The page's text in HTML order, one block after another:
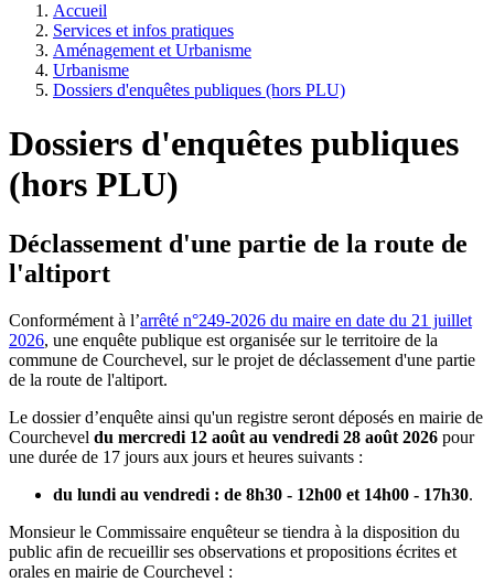
Accueil
Services et infos pratiques
Aménagement et Urbanisme
Urbanisme
Dossiers d'enquêtes publiques (hors PLU)
Dossiers d'enquêtes publiques
(hors PLU)
Déclassement d'une partie de la route de
l'altiport
Conformément à l’arrêté n°249-2026 du maire en date du 21 juillet
2026, une enquête publique est organisée sur le territoire de la
commune de Courchevel, sur le projet de déclassement d'une partie
de la route de l'altiport.
Le dossier d’enquête ainsi qu'un registre seront déposés en mairie de
Courchevel du mercredi 12 août au vendredi 28 août 2026 pour
une durée de 17 jours aux jours et heures suivants :
du lundi au vendredi : de 8h30 - 12h00 et 14h00 - 17h30.
Monsieur le Commissaire enquêteur se tiendra à la disposition du
public afin de recueillir ses observations et propositions écrites et
orales en mairie de Courchevel :